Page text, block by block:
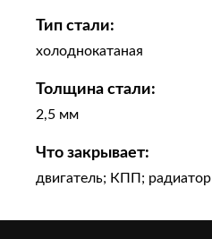
Тип стали:
холоднокатаная
Толщина стали:
2,5 мм
Что закрывает:
двигатель; КПП; радиатор